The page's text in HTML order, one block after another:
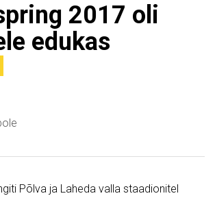
2017 oli
edukas
Põlva ja Laheda valla staadionitel